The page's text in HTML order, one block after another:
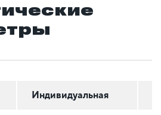
Индивидуальная